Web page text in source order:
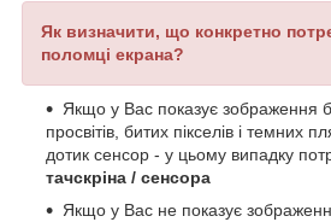
Як визначити, що конкретно
поломці екрана?
Якщо у Вас показує зображення
просвітів, битих пікселів і темних
дотик сенсор - у цьому випадку
тачскріна / сенсора
Якщо у Вас не показує